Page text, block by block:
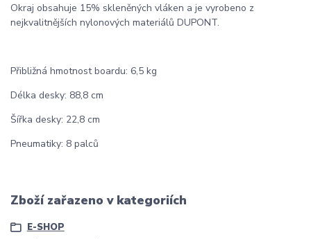
Okraj obsahuje 15% skleněných vláken a je vyrobeno z
nejkvalitnějších nylonových materiálů DUPONT.
Přibližná hmotnost boardu: 6,5 kg
Délka desky: 88,8 cm
Šířka desky: 22,8 cm
Pneumatiky: 8 palců
Zboží zařazeno v kategoriích
E-SHOP